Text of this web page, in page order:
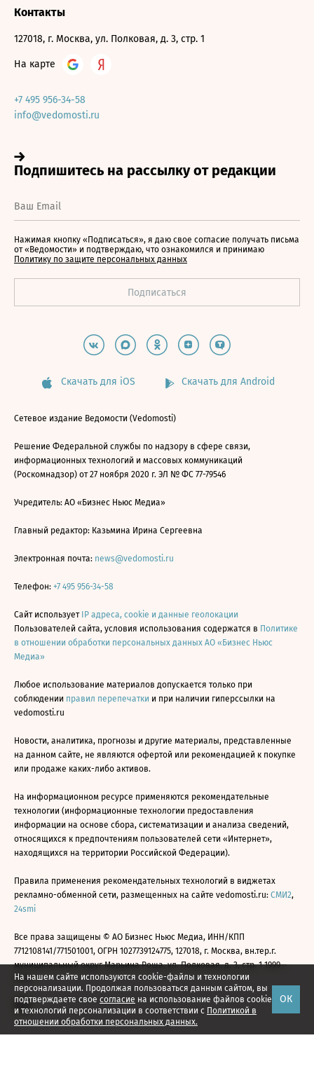
На нашем сайте используются cookie-файлы и технологии
персонализации. Продолжая пользоваться данным сайтом, вы
подтверждаете свое согласие на использование файлов cookie
и технологий персонализации в соответствии с Политикой в
отношении обработки персональных данных.
ОК
Контакты
127018, г. Москва, ул. Полковая, д. 3, стр. 1
На карте
+7 495 956-34-58
info@vedomosti.ru
Нажимая кнопку «Подписаться», я даю свое согласие получать письма
от «Ведомости» и подтверждаю, что ознакомился и принимаю
Политику по защите персональных данных
Скачать для iOS Скачать для Android
Сетевое издание Ведомости (Vedomosti)
Решение Федеральной службы по надзору в сфере связи,
информационных технологий и массовых коммуникаций
(Роскомнадзор) от 27 ноября 2020 г. ЭЛ № ФС 77-79546
Учредитель: АО «Бизнес Ньюс Медиа»
Главный редактор: Казьмина Ирина Сергеевна
Электронная почта: news@vedomosti.ru
Телефон: +7 495 956-34-58
Сайт использует IP адреса, cookie и данные геолокации
Пользователей сайта, условия использования содержатся в Политике
в отношении обработки персональных данных АО «Бизнес Ньюс
Медиа»
Любое использование материалов допускается только при
соблюдении правил перепечатки и при наличии гиперссылки на
vedomosti.ru
Новости, аналитика, прогнозы и другие материалы, представленные
на данном сайте, не являются офертой или рекомендацией к покупке
или продаже каких-либо активов.
На информационном ресурсе применяются рекомендательные
технологии (информационные технологии предоставления
информации на основе сбора, систематизации и анализа сведений,
относящихся к предпочтениям пользователей сети «Интернет»,
находящихся на территории Российской Федерации).
Правила применения рекомендательных технологий в виджетах
рекламно-обменной сети, размещенных на сайте vedomosti.ru: СМИ2,
24smi
Все права защищены © АО Бизнес Ньюс Медиа, ИНН/КПП
7712108141/771501001, ОГРН 1027739124775, 127018, г. Москва, вн.тер.г.
муниципальный округ Марьина Роща, ул. Полковая, д. 3, стр. 1 1999—
2026